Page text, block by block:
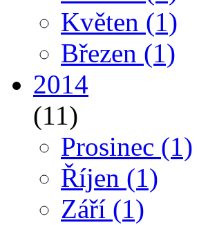
Květen (1)
Březen (1)
2014
(11)
Prosinec (1)
Říjen (1)
Září (1)